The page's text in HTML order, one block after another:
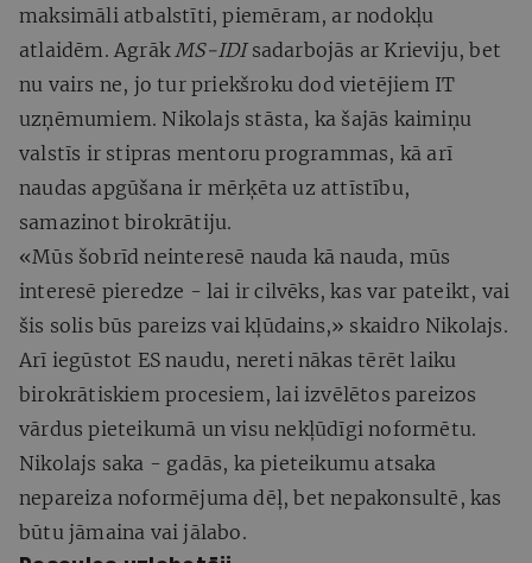
maksimāli atbalstīti, piemēram, ar nodokļu
atlaidēm. Agrāk MS-IDIsadarbojās ar Krieviju, bet
nu vairs ne, jo tur priekšroku dod vietējiem IT
uzņēmumiem. Nikolajs stāsta, ka šajās kaimiņu
valstīs ir stipras mentoru programmas, kā arī
naudas apgūšana ir mērķēta uz attīstību,
samazinot birokrātiju.
«Mūs šobrīd neinteresē nauda kā nauda, mūs
interesē pieredze - lai ir cilvēks, kas var pateikt, vai
šis solis būs pareizs vai kļūdains,» skaidro Nikolajs.
Arī iegūstot ES naudu, nereti nākas tērēt laiku
birokrātiskiem procesiem, lai izvēlētos pareizos
vārdus pieteikumā un visu nekļūdīgi noformētu.
Nikolajs saka - gadās, ka pieteikumu atsaka
nepareiza noformējuma dēļ, bet nepakonsultē, kas
būtu jāmaina vai jālabo.